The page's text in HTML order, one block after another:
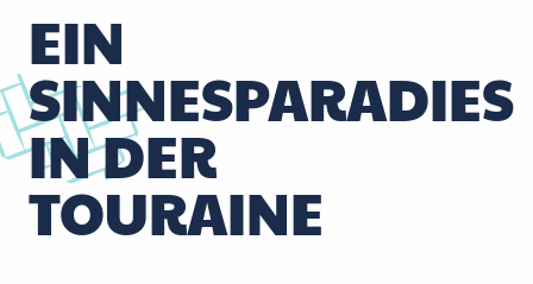
EIN
SINNESPARADIES
IN DER
TOURAINE